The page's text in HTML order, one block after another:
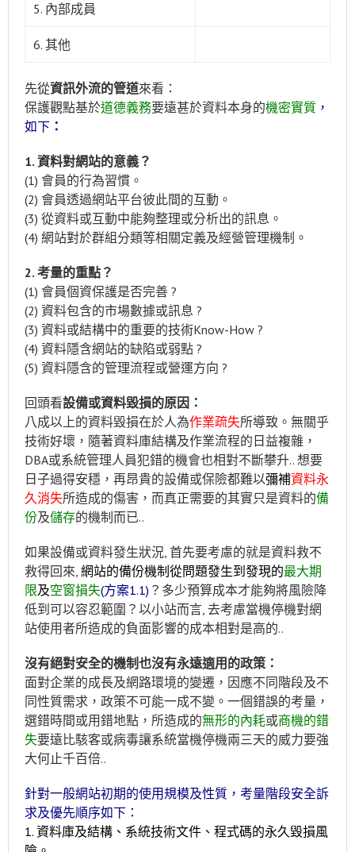
5. 內部成員
6. 其他
先從資訊外流的管道來看：
保護觀點基於道德義務要遠甚於資料本身的機密實質 ，
如下 ：
1. 資料對網站的意義？
(1) 會員的行為習慣。
(2) 會員透過網站平台彼此間的互動。
(3) 從資料或互動中能夠整理或分析出的訊息。
(4) 網站對於群組分類等相關定義及經營管理機制。
2. 考量的重點？
(1) 會員個資保護是否完善 ?
(2) 資料包含的市場數據或訊息 ?
(3) 資料或結構中的重要的技術Know-How ?
(4) 資料隱含網站的缺陷或弱點 ?
(5) 資料隱含的管理流程或營運方向 ?
回頭看設備或資料毀損的原因：
八成以上的資料毀損在於人為作業疏失所導致。無關乎
技術好壞，隨著資料庫結構及作業流程的日益複雜，
DBA或系統管理人員犯錯的機會也相對不斷攀升.. 想要
日子過得安穩，再昂貴的設備或保險都難以彌補資料永
久消失所造成的傷害，而真正需要的其實只是資料的備
份及儲存的機制而已..
如果設備或資料發生狀況, 首先要考慮的就是資料救不
救得回來, 網站的備份機制從問題發生到發現的最大期
限及空窗損失(方案1.1) ？多少預算成本才能夠將風險降
低到可以容忍範圍？以小站而言, 去考慮當機停機對網
站使用者所造成的負面影響的成本相對是高的..
沒有絕對安全的機制也沒有永遠適用的政策：
面對企業的成長及網路環境的變遷，因應不同階段及不
同性質需求，政策不可能一成不變。一個錯誤的考量，
選錯時間或用錯地點，所造成的無形的內耗或商機的錯
失要遠比駭客或病毒讓系統當機停機兩三天的威力要強
大何止千百倍..
針對一般網站初期的使用規模及性質，考量階段安全訴
求及優先順序如下：
1. 資料庫及結構、系統技術文件、程式碼的永久毀損風